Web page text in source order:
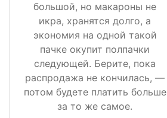
большой, но макароны не
икра, хранятся долго, а
экономия на одной такой
пачке окупит полпачки
следующей. Берите, пока
распродажа не кончилась, —
потом будете платить больше
за то же самое.